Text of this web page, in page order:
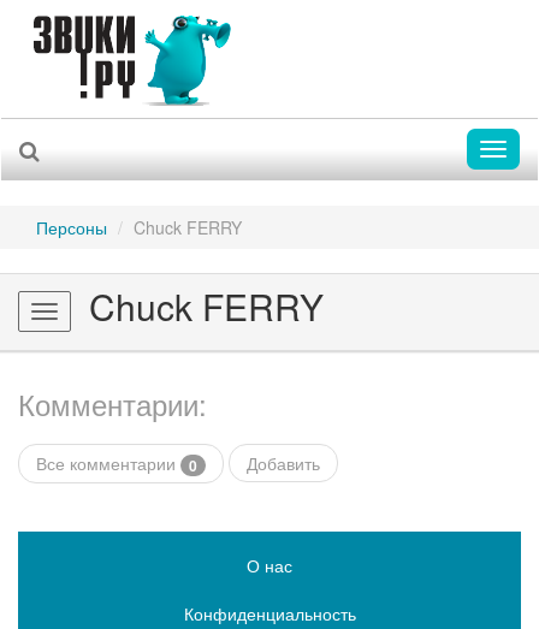
Персоны Chuck FERRY
Toggle
navigation
Chuck FERRY
Комментарии:
Все комментарии 0 Добавить
О нас
Конфиденциальность